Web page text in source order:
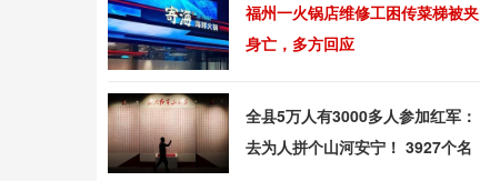
福州一火锅店维修工困传菜梯被夹
身亡，多方回应
全县5万人有3000多人参加红军：
去为人拼个山河安宁！ 3927个名